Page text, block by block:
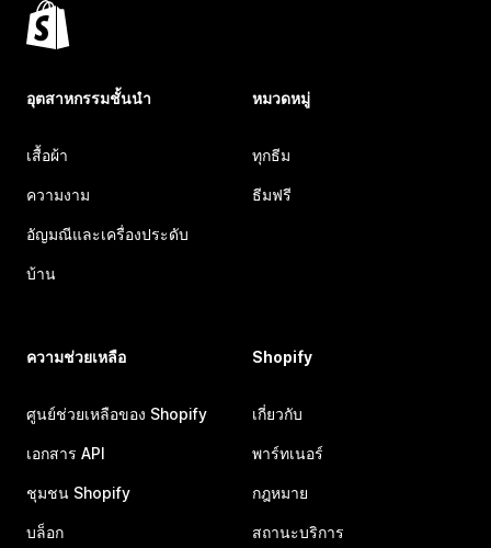
อุตสาหกรรมชั้นนำ
เสื้อผ้า
ความงาม
อัญมณีและเครื่องประดับ
บ้าน
หมวดหมู่
ทุกธีม
ธีมฟรี
ความช่วยเหลือ
ศูนย์ช่วยเหลือของ Shopify
เอกสาร API
ชุมชน Shopify
บล็อก
Shopify
เกี่ยวกับ
พาร์ทเนอร์
กฎหมาย
สถานะบริการ